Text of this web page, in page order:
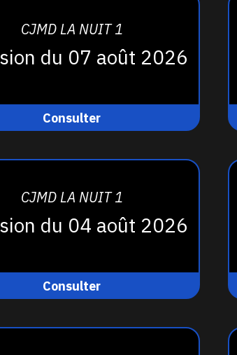
CJMD LA NUIT 1
du 07 août 2026
Consulter
CJMD LA NUIT 1
du 04 août 2026
Consulter